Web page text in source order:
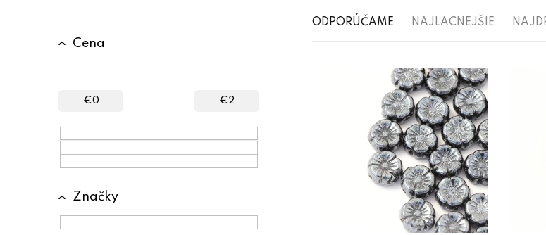
B
ý
p
a
n
e
Cena
€0 €2
Značky
R
ODPORÚČAME NAJLACNEJŠIE